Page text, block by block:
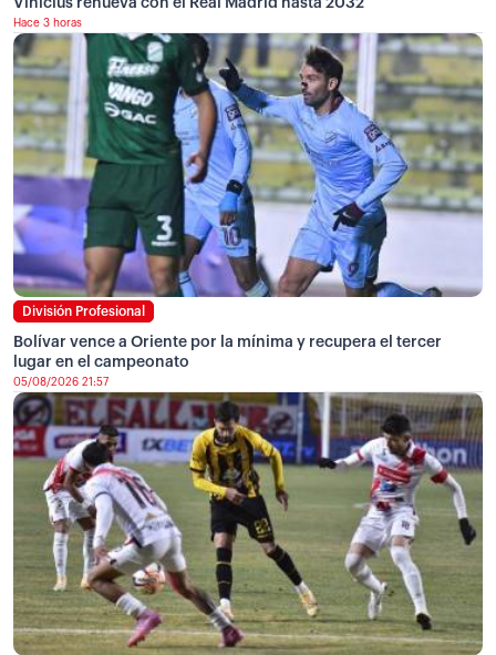
Vinicius renueva con el Real Madrid hasta 2032
Hace 3 horas
División Profesional
Bolívar vence a Oriente por la mínima y recupera el tercer
lugar en el campeonato
05/08/2026 21:57